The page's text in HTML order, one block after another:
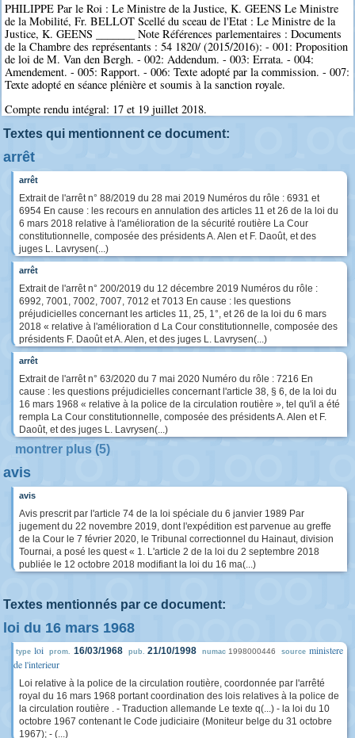
PHILIPPE Par le Roi : Le Ministre de la Justice, K. GEENS Le Ministre
de la Mobilité, Fr. BELLOT Scellé du sceau de l'Etat : Le Ministre de la
Justice, K. GEENS _______ Note Références parlementaires : Documents
de la Chambre des représentants : 54 1820/ (2015/2016): - 001: Proposition
de loi de M. Van den Bergh. - 002: Addendum. - 003: Errata. - 004:
Amendement. - 005: Rapport. - 006: Texte adopté par la commission. - 007:
Texte adopté en séance plénière et soumis à la sanction royale.
Compte rendu intégral: 17 et 19 juillet 2018.
Textes qui mentionnent ce document:
arrêt
arrêt
Extrait de l'arrêt n° 88/2019 du 28 mai 2019 Numéros du rôle : 6931 et
6954 En cause : les recours en annulation des articles 11 et 26 de la loi du
6 mars 2018 relative à l'amélioration de la sécurité routière La Cour
constitutionnelle, composée des présidents A. Alen et F. Daoût, et des
juges L. Lavrysen(...)
arrêt
Extrait de l'arrêt n° 200/2019 du 12 décembre 2019 Numéros du rôle :
6992, 7001, 7002, 7007, 7012 et 7013 En cause : les questions
préjudicielles concernant les articles 11, 25, 1°, et 26 de la loi du 6 mars
2018 « relative à l'amélioration d La Cour constitutionnelle, composée des
présidents F. Daoût et A. Alen, et des juges L. Lavrysen(...)
arrêt
Extrait de l'arrêt n° 63/2020 du 7 mai 2020 Numéro du rôle : 7216 En
cause : les questions préjudicielles concernant l'article 38, § 6, de la loi du
16 mars 1968 « relative à la police de la circulation routière », tel qu'il a été
rempla La Cour constitutionnelle, composée des présidents A. Alen et F.
Daoût, et des juges L. Lavrysen(...)
montrer plus (5)
avis
avis
Avis prescrit par l'article 74 de la loi spéciale du 6 janvier 1989 Par
jugement du 22 novembre 2019, dont l'expédition est parvenue au greffe
de la Cour le 7 février 2020, le Tribunal correctionnel du Hainaut, division
Tournai, a posé les quest « 1. L'article 2 de la loi du 2 septembre 2018
publiée le 12 octobre 2018 modifiant la loi du 16 ma(...)
Textes mentionnés par ce document:
loi du 16 mars 1968
type loi prom. 16/03/1968 pub. 21/10/1998 numac 1998000446 source ministere
de l'interieur
Loi relative à la police de la circulation routière, coordonnée par l'arrêté
royal du 16 mars 1968 portant coordination des lois relatives à la police de
la circulation routière . - Traduction allemande Le texte q(...) - la loi du 10
octobre 1967 contenant le Code judiciaire (Moniteur belge du 31 octobre
1967); - (...)